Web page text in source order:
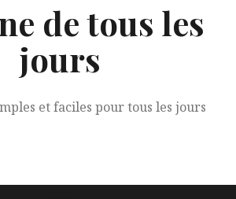
de tous les
jours
et faciles pour tous les jours